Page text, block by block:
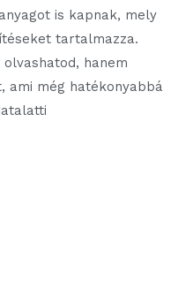
is kapnak, mely
tartalmazza.
hanem
ami még hatékonyabbá